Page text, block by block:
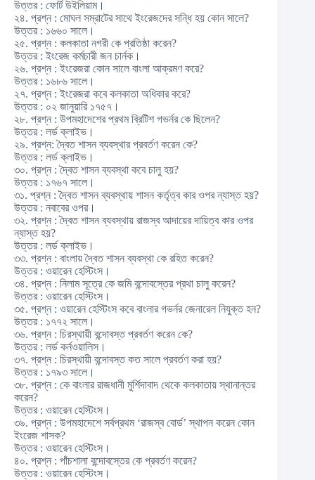
উত্তর : ফোর্ট উইলিয়াম।
২৪. প্রশ্ন : মোঘল সম্রাটের সাথে ইংরেজদের সন্ধি হয় কোন সালে?
উত্তর : ১৬৬০ সালে।
২৫. প্রশ্ন : কলকাতা নগরী কে প্রতিষ্ঠা করেন?
উত্তর : ইংরেজ কর্মচারী জন চার্নক।
২৬. প্রশ্ন : ইংরেজরা কোন সালে বাংলা আক্রমণ করে?
উত্তর : ১৬৮৬ সালে।
২৭. প্রশ্ন : ইংরেজরা কবে কলকাতা অধিকার করে?
উত্তর : ০২ জানুয়ারি ১৭৫৭।
২৮. প্রশ্ন : উপমহাদেশের প্রথম ব্রিটিশ গভর্নর কে ছিলেন?
উত্তর : লর্ড ক্লাইভ।
২৯. প্রশ্ন: দ্বৈত শাসন ব্যবস্থার প্রবর্তণ করেন কে?
উত্তর : লর্ড ক্লাইভ।
৩০. প্রশ্ন : দ্বৈত শাসন ব্যবস্থা কবে চালু হয়?
উত্তর : ১৭৬৭ সালে।
৩১. প্রশ্ন : দ্বৈত শাসন ব্যবস্থায় শাসন কর্তৃত্ব কার ওপর ন্যাস্ত হয়?
উত্তর : নবাবের ওপর।
৩২. প্রশ্ন : দ্বৈত শাসন ব্যবস্থায় রাজস্ব আদায়ের দায়িত্ব কার ওপর
ন্যাস্ত হয়?
উত্তর : লর্ড ক্লাইভ।
৩৩. প্রশ্ন : বাংলায় দ্বৈত শাসন ব্যবস্থা কে রহিত করেন?
উত্তর : ওয়ারেন হেস্টিংস।
৩৪. প্রশ্ন : নিলাম সূত্রে কে জমি বন্দোবস্তের প্রথা চালু করেন?
উত্তর : ওয়ারেন হেস্টিংস।
৩৫. প্রশ্ন : ওয়ারেন হেস্টিংস কবে বাংলার গভর্নর জেনারেল নিযুক্ত হন?
উত্তর : ১৭৭২ সালে।
৩৬. প্রশ্ন : চিরস্থায়ী বন্দোবস্ত প্রবর্তণ করেন কে?
উত্তর : লর্ড কর্নওয়ালিস।
৩৭. প্রশ্ন : চিরস্থায়ী বন্দোবস্ত কত সালে প্রবর্তণ করা হয়?
উত্তর : ১৭৯৩ সালে।
৩৮. প্রশ্ন : কে বাংলার রাজধানী মুর্শিদাবাদ থেকে কলকাতায় স্থানান্তর
করেন?
উত্তর : ওয়ারেন হেস্টিংস।
৩৯. প্রশ্ন : উপমহাদেশে সর্বপ্রথম ‘রাজস্ব বোর্ড’ স্থাপন করেন কোন
ইংরেজ শাসক?
উত্তর : ওয়ারেন হেস্টিংস।
৪০. প্রশ্ন : পাঁচশালা বন্দোবস্তের কে প্রবর্তণ করেন?
উত্তর : ওয়ারেন হেস্টিংস।